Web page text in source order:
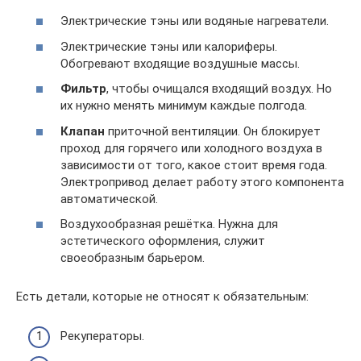
Электрические тэны или водяные нагреватели.
Электрические тэны или калориферы.
Обогревают входящие воздушные массы.
Фильтр, чтобы очищался входящий воздух. Но
их нужно менять минимум каждые полгода.
Клапан приточной вентиляции. Он блокирует
проход для горячего или холодного воздуха в
зависимости от того, какое стоит время года.
Электропривод делает работу этого компонента
автоматической.
Воздухообразная решётка. Нужна для
эстетического оформления, служит
своеобразным барьером.
Есть детали, которые не относят к обязательным:
Рекуператоры.